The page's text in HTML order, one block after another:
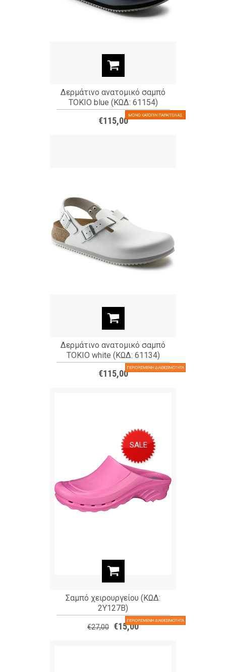
Δερμάτινο ανατομικό σαμπό
TOKIO blue (ΚΩΔ: 61154)
€115,00
Δερμάτινο ανατομικό σαμπό
TOKIO white (ΚΩΔ: 61134)
€115,00
SALE
Σαμπό χειρουργείου (ΚΩΔ:
2Y127B)
€27,00 €15,00